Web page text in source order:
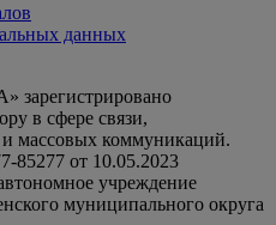
данных
зарегистрировано
в сфере связи,
массовых коммуникаций.
от 10.05.2023
учреждение
муниципального округа